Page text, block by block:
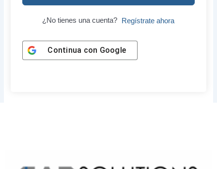
¿No tienes una cuenta? Regístrate ahora
Continua con Google